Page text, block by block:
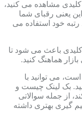
مشاهده می کنید،
یعنی رقبای شما
رتبه خود استفاده می
باعث می شود تا
هماهنگ کنید.
می توانید با
بک لینک چیست و
از جمله سوالاتی
گیری بهتری داشته